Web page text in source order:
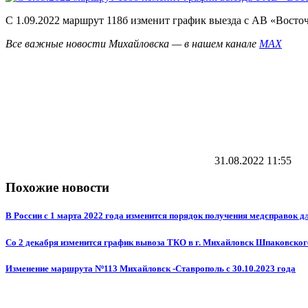
С 1.09.2022 маршрут 118б изменит график выезда с АВ
Все важные новости Михайловска — в нашем канале MAX
31.08.2022 11:55
Похожие новости
В России с 1 марта 2022 года изменится порядок получения медсправок
Со 2 декабря изменится график вывоза ТКО в г. Михайловск
Изменение маршрута Nº113 Михайловск -Ставрополь с 30.10.2023 года